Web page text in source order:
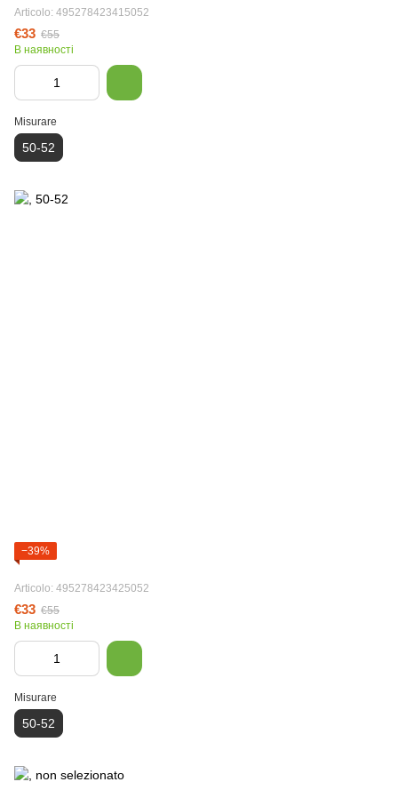
Articolo: 495278423415052
€33 €55
В наявності
Misurare
50-52
−39%
Articolo: 495278423425052
€33 €55
В наявності
Misurare
50-52